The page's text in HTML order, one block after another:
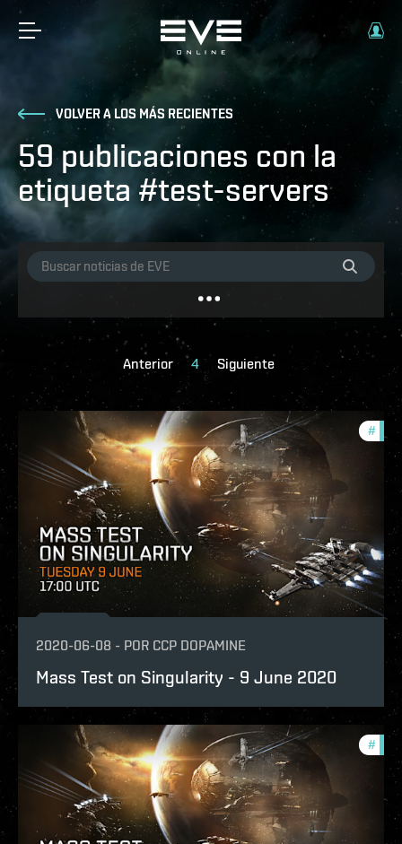
VOLVER A LOS MÁS RECIENTES
59 publicaciones con la
etiqueta #test-servers
Anterior 4 Siguiente
#
2020-06-08 - POR CCP DOPAMINE
Mass Test on Singularity - 9 June 2020
#